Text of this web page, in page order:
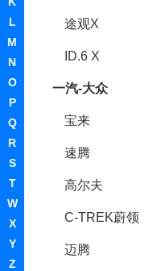
L
M
N
O
P
Q
R
S
T
W
X
Y
Z
途观X
ID.6 X
一汽-大众
宝来
速腾
高尔夫
C-TREK蔚领
迈腾